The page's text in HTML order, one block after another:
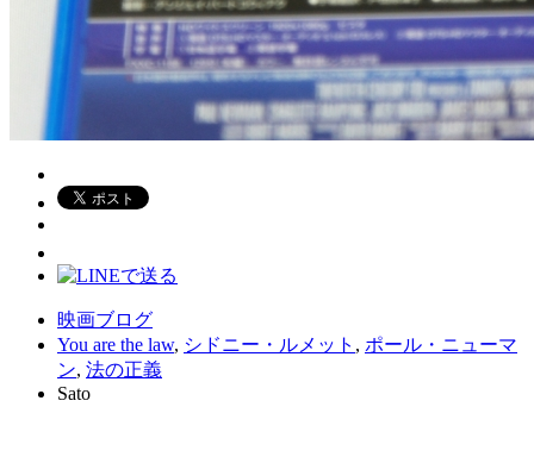
映画ブログ
You are the law, シドニー・ルメット , ポール・ニューマ
ン, 法の正義
Sato